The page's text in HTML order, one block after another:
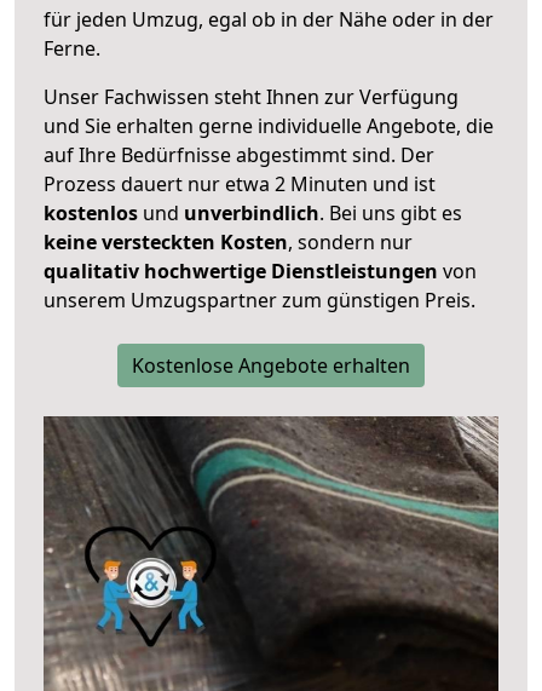
für jeden Umzug, egal ob in der Nähe oder in der
Ferne.
Unser Fachwissen steht Ihnen zur Verfügung
und Sie erhalten gerne individuelle Angebote, die
auf Ihre Bedürfnisse abgestimmt sind. Der
Prozess dauert nur etwa 2 Minuten und ist
kostenlos und unverbindlich. Bei uns gibt es
keine versteckten Kosten, sondern nur
qualitativ hochwertige Dienstleistungen von
unserem Umzugspartner zum günstigen Preis.
Kostenlose Angebote erhalten